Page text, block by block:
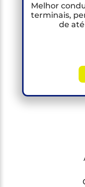
Melhor
terminais,
de